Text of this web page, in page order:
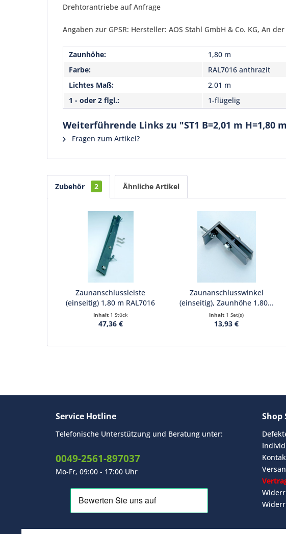
Drehtorantriebe auf Anfrage
Angaben zur GPSR: Hersteller: AOS Stahl GmbH & Co. KG, An
Zaunhöhe:
1,80 m
Farbe:
RAL7016 anthrazit
Lichtes Maß:
2,01 m
1 - oder 2 flgl.:
1-flügelig
Weiterführende Links zu "ST1 B=2,01 m H=1,80
Fragen zum Artikel?
Zubehör 2 Ähnliche Artikel
Zaunanschlussleiste
(einseitig) 1,80 m RAL7016
Inhalt 1 Stück
47,36 €
Zaunanschlusswinkel
(einseitig), Zaunhöhe 1,80...
Inhalt 1 Set(s)
13,93 €
Service Hotline
Telefonische Unterstützung und Beratung unter:
0049-2561-897037
Mo-Fr, 09:00 - 17:00 Uhr
Shop